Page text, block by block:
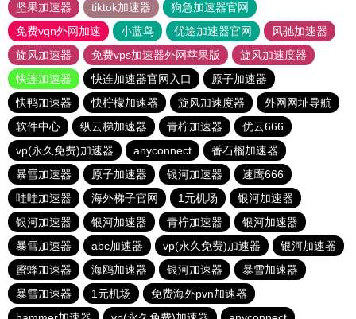
坚果加速器
tiktok加速器
狗急加速器官网
免费vqn外网加速
小蓝鸟 优途加速器官网
风驰加速器
旋风加速器
免费vps加速器外网苹果版
旋风加速度器
快连加速器
快连加速器官网入口
原子加速器
快鸭加速器
快柠檬加速器 旋风加速度器
外网网址导航
软件中心
纵云梯加速器 青柠加速器
优云666
vp(永久免费)加速器
anyconnect
番石榴加速器
暴雪加速器
原子加速器 银河加速器
速鹰666
哇哇加速器
海外梯子官网 1元机场
银河加速器
银河加速器
银河加速器 青柠加速器
银河加速器
暴雪加速器
abc加速器 vp(永久免费)加速器
银河加速器
蜜蜂加速器
海鸥加速器 银河加速器
暴雪加速器
暴雪加速器
1元机场
免费海外pvn加速器